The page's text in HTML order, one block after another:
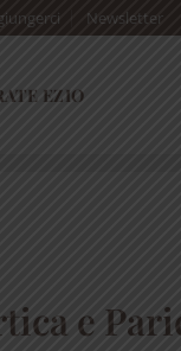
Newsletter
EZIO
e